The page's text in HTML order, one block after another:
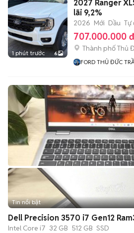
1 phút trước 6
2027 Ranger XLS 4x2 hộp số 10 cấp
lãi 9,2%
2026 Mới Dầu Tự
707.000.000 đ
Thành phố Thủ
FORD THỦ ĐỨC
Tin nổi bật
Dell Precision 3570 i7 Gen12
Intel Core i7 32 GB 512 GB SSD